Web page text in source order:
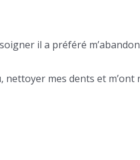
il a préféré
nettoyer mes dents et